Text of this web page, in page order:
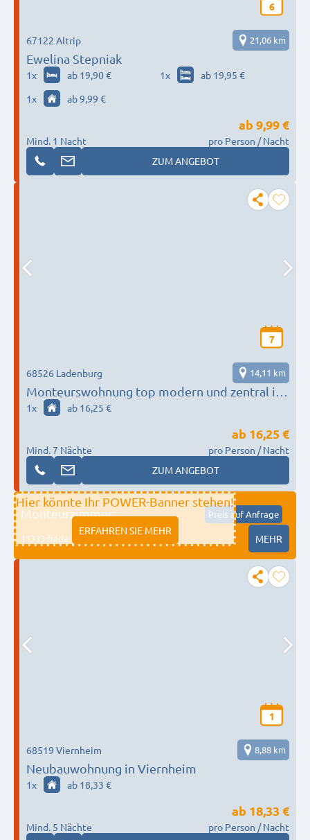
6
Ewelina Stepniak
67122 Altrip 21,06 km
1x ab 19,90 € 1x
ab 19,95 €
1x ab 9,99 €
Mind. 1 Nacht
ab 9,99 €
pro Person / Nacht
ZUM ANGEBOT
7
Monteurswohnung top modern und zentral in
Ladenburg
68526 Ladenburg 14,11 km
1x ab 16,25 €
Mind. 7 Nächte
ab 16,25 €
pro Person / Nacht
ZUM ANGEBOT
Hier könnte Ihr POWER-Banner stehen!
ERFAHREN SIE MEHR
Monteurzimmer Preis auf Anfrage
11333 fulda MEHR
1
Neubauwohnung in Viernheim
68519 Viernheim 8,88 km
1x ab 18,33 €
Mind. 5 Nächte
ab 18,33 €
pro Person / Nacht